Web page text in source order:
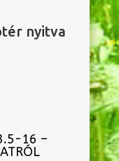
nyitva
16 –